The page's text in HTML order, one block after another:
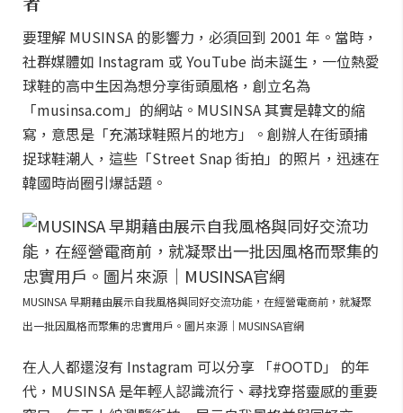
要理解 MUSINSA 的影響力，必須回到 2001 年。當時，
社群媒體如 Instagram 或 YouTube 尚未誕生，一位熱愛
球鞋的高中生因為想分享街頭風格，創立名為
「musinsa.com」的網站。MUSINSA 其實是韓文的縮
寫，意思是「充滿球鞋照片的地方」。創辦人在街頭捕
捉球鞋潮人，這些「Street Snap 街拍」的照片，迅速在
韓國時尚圈引爆話題。
MUSINSA 早期藉由展示自我風格與同好交流功能，在經營電商前，就凝聚
出一批因風格而聚集的忠實用戶。圖片來源｜MUSINSA官網
在人人都還沒有 Instagram 可以分享 「#OOTD」 的年
代，MUSINSA 是年輕人認識流行、尋找穿搭靈感的重要